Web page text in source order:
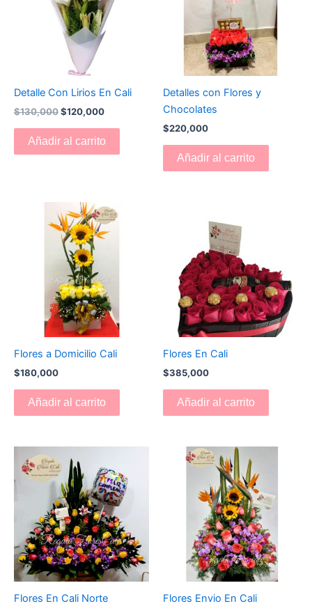
Detalle Con Lirios En Cali
$130,000$120,000
Añadir al carrito
Detalles con Flores y
Chocolates
$220,000
Añadir al carrito
Flores a Domicilio Cali
$180,000
Añadir al carrito
Flores En Cali
$385,000
Añadir al carrito
Flores En Cali Norte Flores Envio En Cali